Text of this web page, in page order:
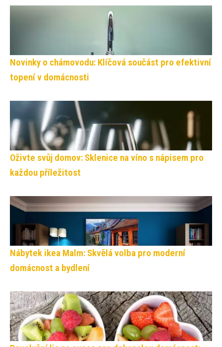
Novinky o chámovodu: Klíčová součást pro efektivní
topení v domácnosti
Oživte svůj domov: Sklenice na víno s nápisem pro
každou příležitost
Nábytek ikea Malm: Skvělá volba pro moderní
domácnost a bydlení